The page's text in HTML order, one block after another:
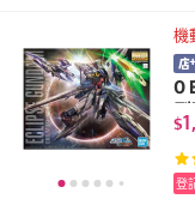
機
0
$
登